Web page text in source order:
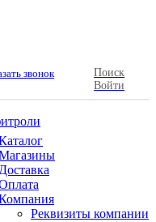
звонок
Поиск
Войти
Доставка
Реквизиты компании